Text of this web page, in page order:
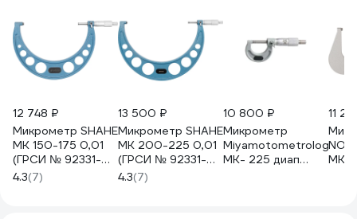
12 748 ₽
Микрометр SHAHE
МК 150-175 0,01
(ГРСИ № 92331-
24) 1040563
4.3(7)
13 500 ₽
Микрометр SHAHE
МК 200-225 0,01
(ГРСИ № 92331-
24) 1040566
4.3(7)
10 800 ₽
Микрометр
Miyamotometrology
МК- 225 диап
11
МК